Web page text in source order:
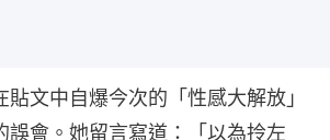
文中自爆今次的「性感大解放」
誤會。她留言寫道：「以為拎左